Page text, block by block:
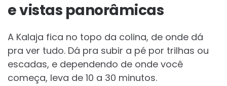
e vistas panorâmicas
A Kalaja fica no topo da colina, de onde dá
pra ver tudo. Dá pra subir a pé por trilhas ou
escadas, e dependendo de onde você
começa, leva de 10 a 30 minutos.